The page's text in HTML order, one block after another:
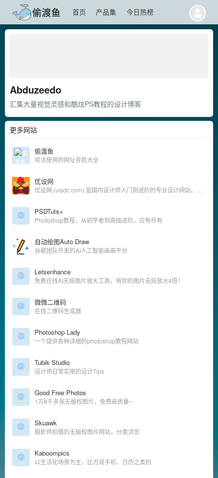
首页 产品集 今日热榜
Abduzeedo
汇集大量视觉灵感和酷炫PS教程的设计博客
更多网站
偷渡鱼
简洁使用的网址导航大全
优设网
PSDTuts+
Photoshop教程，从初学者到高级进阶，应有尽有
自动绘图Auto Draw
谷歌团队开发的AI人工智能画画平台
Letsenhance
免费在线AI无损图片放大工具，将你的图片无损放大4倍！
微微二维码
在线二维码生成器
Photoshop Lady
一个提供各种详细的photoshop教程网站
Tubik Studio
设计师日常实用的设计Tips
Good Free Photos
1万8千多张无版权图片，免费高质量~
Skuawk
摄影师拍摄的无版权图片网站，分类浏览
Kaboompics
以生活化场景为主，比方说手机、日历之类的